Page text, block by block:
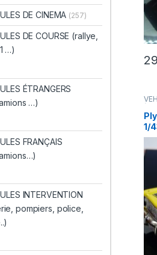
1/
DE CINEMA (257)
DE COURSE (rallye,
…)
ÉTRANGERS
…)
FRANÇAIS
INTERVENTION
pompiers, police,